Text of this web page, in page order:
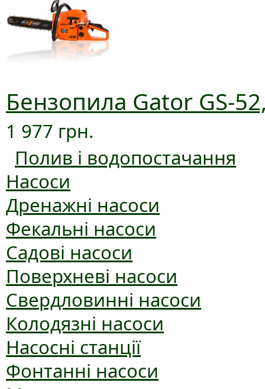
Бензопила Gator GS-
1 977 грн.
Полив і водопостачання
Насоси
Дренажні насоси
Фекальні насоси
Садові насоси
Поверхневі насоси
Свердловинні насоси
Колодязні насоси
Насосні станції
Фонтанні насоси